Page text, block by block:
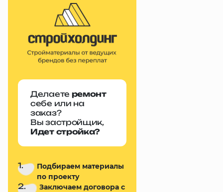
Делаете ремонт
себе или на
заказ?
Вы застройщик,
Идет стройка?
1.
Подбираем материалы
по проекту
2.
Заключаем договора с